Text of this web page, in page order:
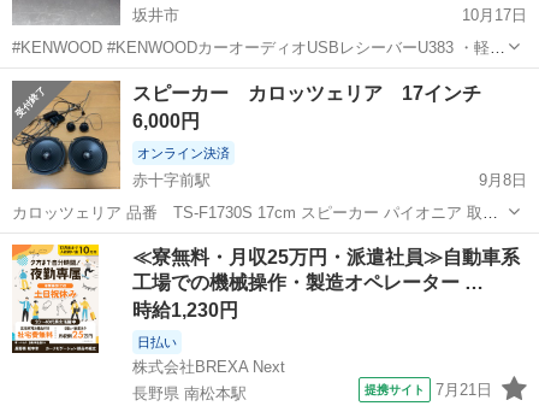
坂井市
10月17日
#KENWOOD #KENWOODカーオーディオUSBレシーバーU383 ・軽ト
ラに装着していた物になります ・取り外すまでチューナー・CD・iPod
が聞けておりました ・商品は本体・iPod接続用USBケーブル...
福井 坂井市 カーオーディオ KENWOOD
スピーカー カロッツェリア 17インチ
6,000円
オンライン決済
赤十字前駅
9月8日
カロッツェリア 品番 TS-F1730S 17cm スピーカー パイオニア 取り
外し前まで動作確認済み 美品です 付属品はいずれも写真のものです
引き渡しは9/21-22でお願いします。
福井 福井市 赤十字前駅 カーオーディオ
カロッツェリア
≪寮無料・月収25万円・派遣社員≫自動車系
工場での機械操作・製造オペレーター …
時給1,230円
日払い
株式会社BREXA Next
長野県 南松本駅
提携サイト 7月21日